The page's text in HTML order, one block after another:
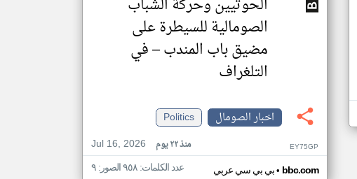
الحوثيين وحركة الشباب
الصومالية للسيطرة على
مضيق باب المندب – في
التلغراف
اخبار الصومال
Politics
Jul 16, 2026
منذ ٢٢ يوم EY75GP
بي بي سي عربي• bbc.com عدد الكلمات: ٩٥٨ الصور: ٩